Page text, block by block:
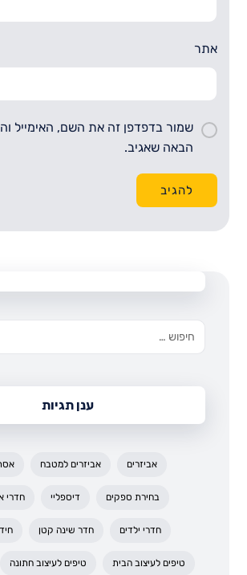
אתר
שמור בדפדפן זה את השם, האימייל
הבאה שאגיב.
להגיב
ענן תגיות
אביזרים אביזרים למטבח
בחירת ספקים דיספליי חדרי
חדרי ילדים חדר שינה קטן
טיפים לעיצוב הבית טיפים לעיצוב חתונה